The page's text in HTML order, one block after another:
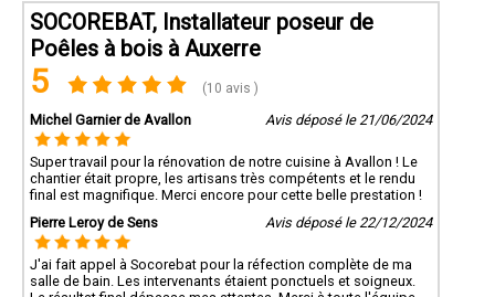
SOCOREBAT, Installateur poseur de
Poêles à bois à Auxerre
5 (10 avis )
Michel Garnier de Avallon Avis déposé le 21/06/2024
Super travail pour la rénovation de notre cuisine à Avallon ! Le
chantier était propre, les artisans très compétents et le rendu
final est magnifique. Merci encore pour cette belle prestation !
Pierre Leroy de Sens
Avis déposé le 22/12/2024
J'ai fait appel à Socorebat pour la réfection complète de ma
salle de bain. Les intervenants étaient ponctuels et soigneux.